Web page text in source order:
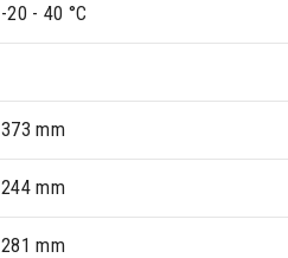
-20 - 40 °C
373 mm
244 mm
281 mm